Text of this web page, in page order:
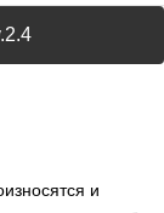
и